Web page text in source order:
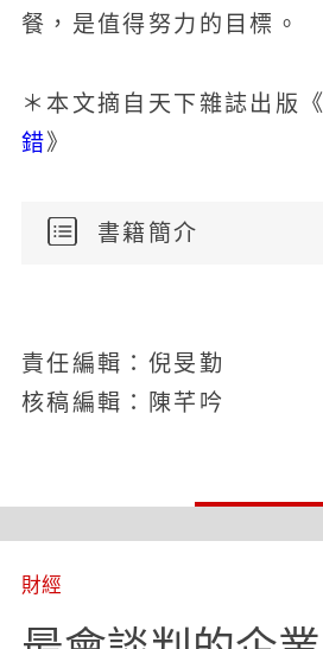
餐，是值得努力的目標。
＊本文摘自天下雜誌出版《
錯》
書籍簡介
責任編輯：倪旻勤
核稿編輯：陳芊吟
財經